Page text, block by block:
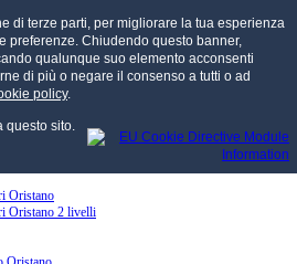
Oristano
Oristano 2 livelli
di terze parti, per migliorare la tua esperienza
preferenze. Chiudendo questo banner,
qualunque suo elemento acconsenti
di più o negare il consenso a tutti o ad
policy.
questo sito.